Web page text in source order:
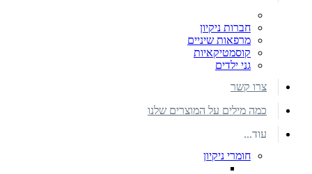
חברות ניקיון
מרפאות שיניים
קוסמטיקאיות
גני ילדים
צרו קשר
כמה מילים על המוצרים שלנו
עוד...
חומרי ניקיון